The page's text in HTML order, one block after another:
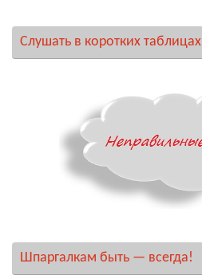
Слушать в коротких таблицах
Шпаргалкам быть — всегда!